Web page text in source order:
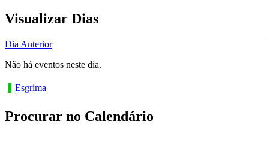
Visualizar Dias
Dia Anterior
Não há eventos neste dia.
Esgrima
Procurar no Calendário